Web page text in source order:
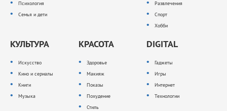
Психология
Семья и дети
Развлечения
Спорт
Хобби
КУЛЬТУРА
Искусство
Кино и сериалы
Книги
Музыка
КРАСОТА
Здоровье
Макияж
Показы
Похудение
Стиль
DIGITAL
Гаджеты
Игры
Интернет
Технологии